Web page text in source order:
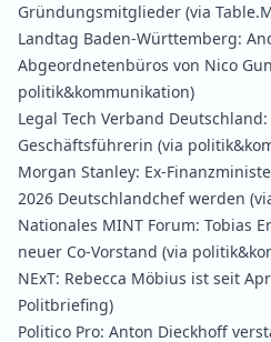
Gründungsmitglieder (via
Landtag Baden‑Württemberg:
Abgeordnetenbüros von Nico
politik&kommunikation)
Legal Tech Verband Deutschland:
Geschäftsführerin (via
Morgan Stanley: Ex-
2026 Deutschlandchef werden
Nationales MINT Forum: Tobias
neuer Co‑Vorstand (via
NExT: Rebecca Möbius ist seit
Politbriefing)
Politico Pro: Anton Dieckhoff